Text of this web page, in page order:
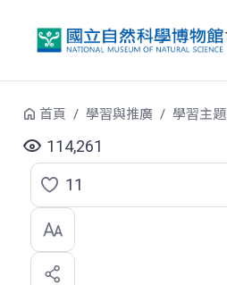
首頁 學習與推廣 學習主題
114,261
點
選
喜
11